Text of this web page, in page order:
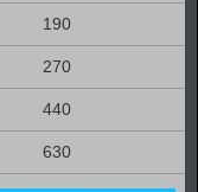
190
270
440
630